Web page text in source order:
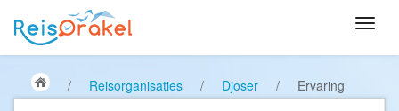
/ Reisorganisaties / Djoser / Ervaring